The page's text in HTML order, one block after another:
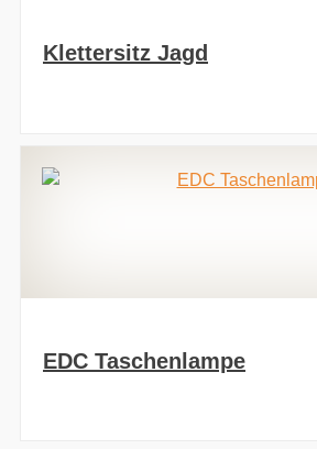
Klettersitz Jagd
EDC Taschenlampe